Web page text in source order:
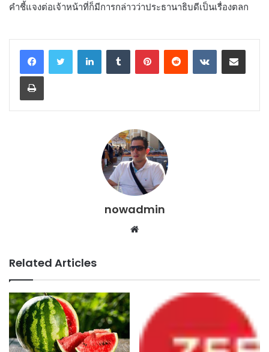
คำชี้แจงต่อเจ้าหน้าที่ก็มีการกล่าวว่าประธานาธิบดีเป็นเรื่องตลก
LinkedInTumblr PinterestReddit VKontakteShare via Email
Print
nowadmin
Website
Related Articles